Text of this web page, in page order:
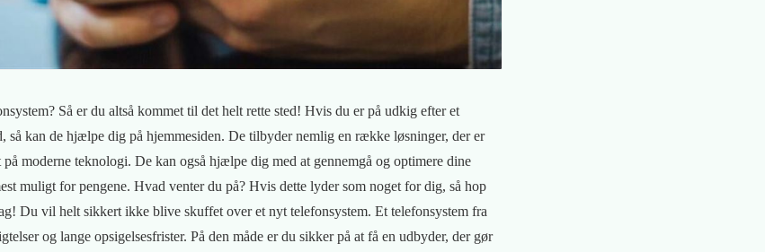
Så er du altså kommet til det helt rette sted! Hvis du er på udkig efter et
så kan de hjælpe dig på hjemmesiden. De tilbyder nemlig en række løsninger, der er
moderne teknologi. De kan også hjælpe dig med at gennemgå og optimere dine
muligt for pengene. Hvad venter du på? Hvis dette lyder som noget for dig, så hop
Du vil helt sikkert ikke blive skuffet over et nyt telefonsystem. Et telefonsystem fra
og lange opsigelsesfrister. På den måde er du sikker på at få en udbyder, der gør